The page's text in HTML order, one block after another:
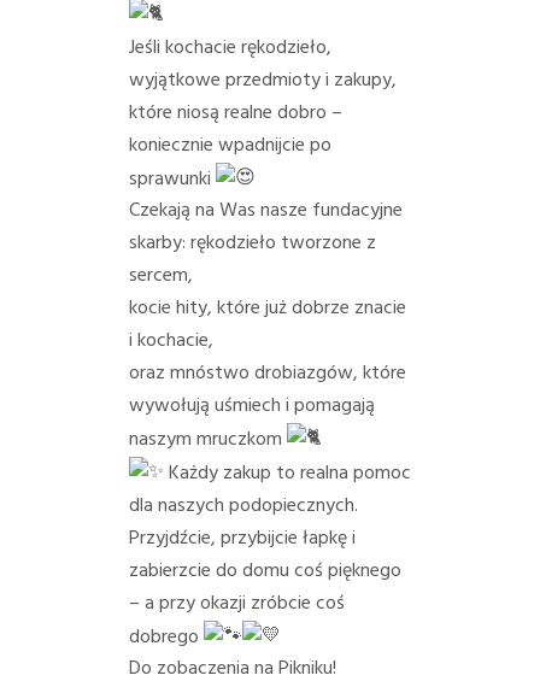
Jeśli kochacie rękodzieło,
wyjątkowe przedmioty i zakupy,
które niosą realne dobro –
koniecznie wpadnijcie po
sprawunki
Czekają na Was nasze fundacyjne
skarby: rękodzieło tworzone z
sercem,
kocie hity, które już dobrze znacie
i kochacie,
oraz mnóstwo drobiazgów, które
wywołują uśmiech i pomagają
naszym mruczkom
Każdy zakup to realna pomoc
dla naszych podopiecznych.
Przyjdźcie, przybijcie łapkę i
zabierzcie do domu coś pięknego
– a przy okazji zróbcie coś
dobrego
Do zobaczenia na Pikniku!